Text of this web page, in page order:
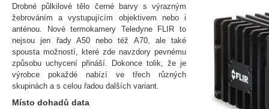
Drobné půlkilové tělo černé barvy s výrazným
žebrováním a vystupujícím objektivem nebo i
anténou. Nové termokamery Teledyne FLIR to
nejsou jen řady A50 nebo též A70, ale také
spousta možností, které zde navzdory pevnému
způsobu uchycení přináší. Dokonce tolik, že je
výrobce pokaždé nabízí ve třech různých
skupinách a s celou řadou dalších variant.
Místo dohadů data